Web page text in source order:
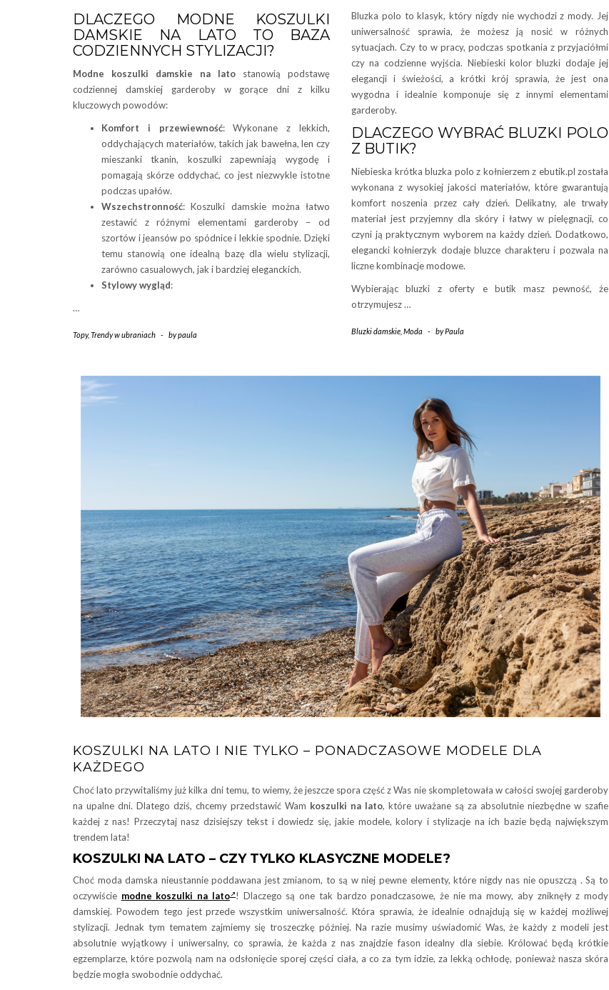
DLACZEGO MODNE KOSZULKI
DAMSKIE NA LATO TO BAZA
CODZIENNYCH STYLIZACJI?
Modne koszulki damskie na lato stanowią podstawę
codziennej damskiej garderoby w gorące dni z kilku
kluczowych powodów:
Komfort i przewiewność: Wykonane z lekkich,
oddychających materiałów, takich jak bawełna, len czy
mieszanki tkanin, koszulki zapewniają wygodę i
pomagają skórze oddychać, co jest niezwykle istotne
podczas upałów.
Wszechstronność: Koszulki damskie można łatwo
zestawić z różnymi elementami garderoby – od
szortów i jeansów po spódnice i lekkie spodnie. Dzięki
temu stanowią one idealną bazę dla wielu stylizacji,
zarówno casualowych, jak i bardziej eleganckich.
Stylowy wygląd:
…
Topy,Trendy w ubraniach - bypaula
Bluzka polo to klasyk, który nigdy nie wychodzi z mody. Jej
uniwersalność sprawia, że możesz ją nosić w różnych
sytuacjach. Czy to w pracy, podczas spotkania z przyjaciółmi
czy na codzienne wyjścia. Niebieski kolor bluzki dodaje jej
elegancji i świeżości, a krótki krój sprawia, że jest ona
wygodna i idealnie komponuje się z innymi elementami
garderoby.
DLACZEGO WYBRAĆ BLUZKI POLO
Z BUTIK?
Niebieska krótka bluzka polo z kołnierzem z ebutik.pl została
wykonana z wysokiej jakości materiałów, które gwarantują
komfort noszenia przez cały dzień. Delikatny, ale trwały
materiał jest przyjemny dla skóry i łatwy w pielęgnacji, co
czyni ją praktycznym wyborem na każdy dzień. Dodatkowo,
elegancki kołnierzyk dodaje bluzce charakteru i pozwala na
liczne kombinacje modowe.
Wybierając bluzki z oferty e butik masz pewność, że
otrzymujesz …
Bluzki damskie Moda - byPaula
KOSZULKI NA LATO I NIE TYLKO – PONADCZASOWE MODELE DLA
KAŻDEGO
Choć lato przywitaliśmy już kilka dni temu, to wiemy, że jeszcze spora część z Was nie skompletowała w całości swojej garderoby
na upalne dni. Dlatego dziś, chcemy przedstawić Wam koszulki na lato, które uważane są za absolutnie niezbędne w szafie
każdej z nas! Przeczytaj nasz dzisiejszy tekst i dowiedz się, jakie modele, kolory i stylizacje na ich bazie będą największym
trendem lata!
KOSZULKI NA LATO – CZY TYLKO KLASYCZNE MODELE?
Choć moda damska nieustannie poddawana jest zmianom, to są w niej pewne elementy, które nigdy nas nie opuszczą . Są to
oczywiście modne koszulki na lato ! Dlaczego są one tak bardzo ponadczasowe, że nie ma mowy, aby zniknęły z mody
damskiej. Powodem tego jest przede wszystkim uniwersalność. Która sprawia, że idealnie odnajdują się w każdej możliwej
stylizacji. Jednak tym tematem zajmiemy się troszeczkę później. Na razie musimy uświadomić Was, że każdy z modeli jest
absolutnie wyjątkowy i uniwersalny, co sprawia, że każda z nas znajdzie fason idealny dla siebie. Królować będą krótkie
egzemplarze, które pozwolą nam na odsłonięcie sporej części ciała, a co za tym idzie, za lekką ochłodę, ponieważ nasza skóra
będzie mogła swobodnie oddychać.